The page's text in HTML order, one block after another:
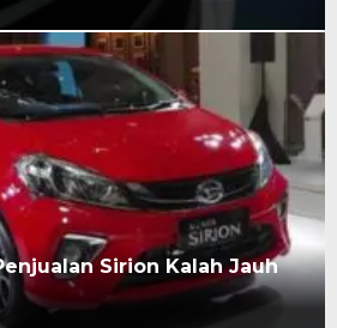
Sirion Kalah Jauh